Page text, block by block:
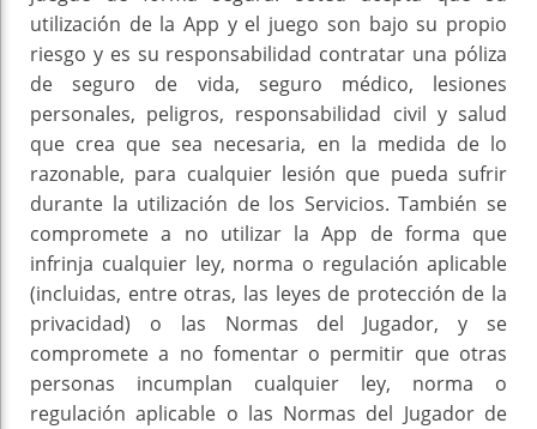
utilización de la App y el juego son bajo su propio
riesgo y es su responsabilidad contratar una póliza
de seguro de vida, seguro médico, lesiones
personales, peligros, responsabilidad civil y salud
que crea que sea necesaria, en la medida de lo
razonable, para cualquier lesión que pueda sufrir
durante la utilización de los Servicios. También se
compromete a no utilizar la App de forma que
infrinja cualquier ley, norma o regulación aplicable
(incluidas, entre otras, las leyes de protección de la
privacidad) o las Normas del Jugador, y se
compromete a no fomentar o permitir que otras
personas incumplan cualquier ley, norma o
regulación aplicable o las Normas del Jugador de